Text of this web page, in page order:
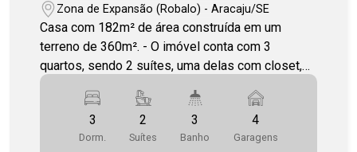
Zona de Expansão (Robalo) - Aracaju/SE
Casa com 182m² de área construída em um
terreno de 360m². - O imóvel conta com 3
quartos, sendo 2 suítes, uma delas com closet,
além de sala de estar, sala de jantar e lavabo. A
cozinha é no estilo americano, com ilha, integrada
aos ambientes, e dispõe ainda de despensa, área
de serviço e depósito. - Na área externa, há um
3
Dorm.
2
Suítes
3
Banho
4
Garagens